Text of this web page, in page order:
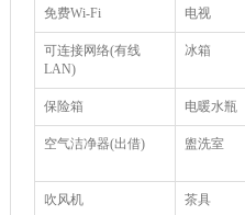
免费Wi-Fi 电视
可连接网络(有线
LAN)
冰箱
保险箱 电暖水瓶
空气洁净器(出借) 盥洗室
吹风机 茶具